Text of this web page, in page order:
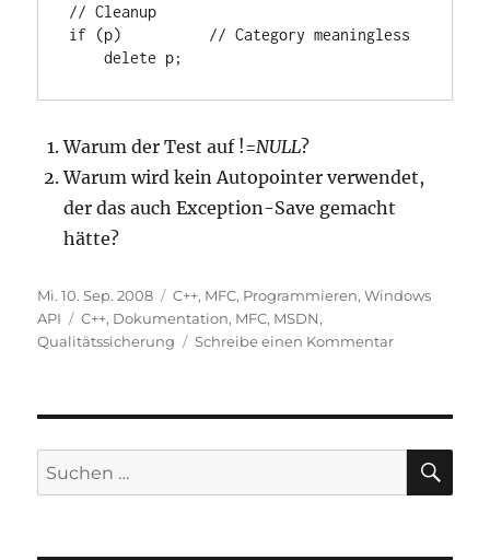
// Cleanup
if (p)		// Category meaningless
    delete p;
Warum der Test auf !=NULL?
Warum wird kein Autopointer verwendet,
der das auch Exception-Save gemacht
hätte?
Veröffentlicht
am
Mi. 10. Sep. 2008 Kategorien
C++, MFC, Programmieren,Windows
API
Schlagwörter
C++, Dokumentation, MFC, MSDN,
Qualitätssicherung
Schreibe einen Kommentarzu
einfach
Suchen
nach: